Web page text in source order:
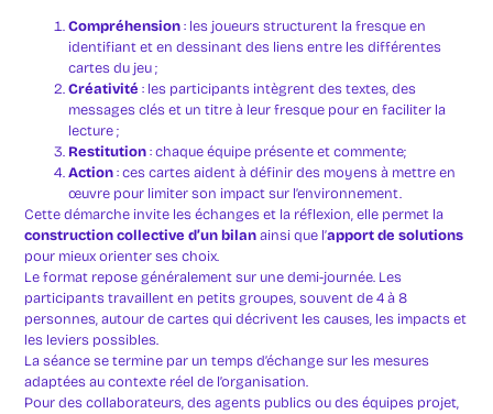
Compréhension: les joueurs structurent la fresque en
identifiant et en dessinant des liens entre les différentes
cartes du jeu ;
Créativité: les participants intègrent des textes, des
messages clés et un titre à leur fresque pour en faciliter la
lecture ;
Restitution: chaque équipe présente et commente;
Action: ces cartes aident à définir des moyens à mettre en
œuvre pour limiter son impact sur l’environnement.
Cette démarche invite les échanges et la réflexion, elle permet la
construction collective d’un bilanainsi que l’apport de solutions
pour mieux orienter ses choix.
Le format repose généralement sur une demi-journée. Les
participants travaillent en petits groupes, souvent de 4 à 8
personnes, autour de cartes qui décrivent les causes, les impacts et
les leviers possibles.
La séance se termine par un temps d’échange sur les mesures
adaptées au contexte réel de l’organisation.
Pour des collaborateurs, des agents publics ou des équipes projet,